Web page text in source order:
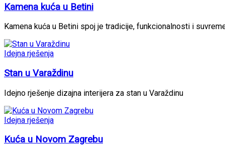
Kamena kuća u Betini
Kamena kuća u Betini spoj je tradicije, funkcionalnosti i
Idejna rješenja
Stan u Varaždinu
Idejno rješenje dizajna interijera za stan u Varaždinu
Idejna rješenja
Kuća u Novom Zagrebu